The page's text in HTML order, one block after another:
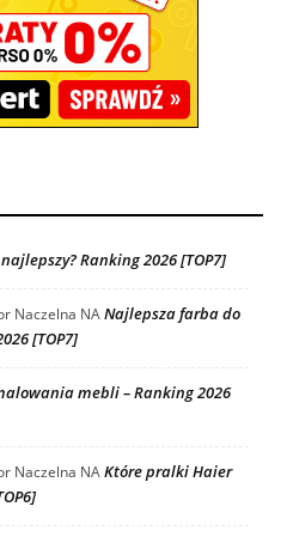
Ranking 2026 [TOP7]
Naczelna NANajlepsza farba do
[TOP7]
mebli – Ranking 2026
Naczelna NAKtóre pralki Haier